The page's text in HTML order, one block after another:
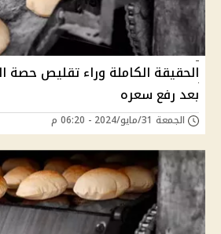
الحقيقة الكاملة وراء تقليص حصة
بعد رفع سعره
الجمعة 31/مايو/2024 - 06:20 م